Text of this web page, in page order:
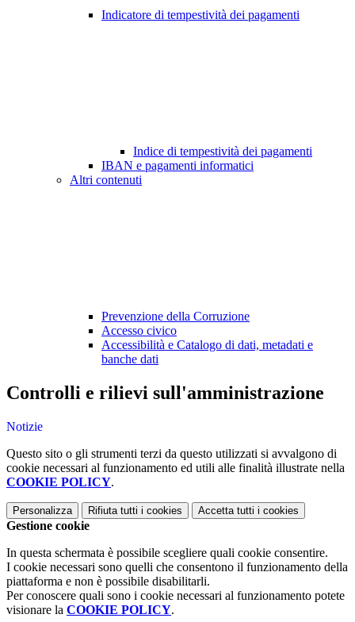
Indicatore di tempestività dei pagamenti
Indice di tempestività dei pagamenti
IBAN e pagamenti informatici
Altri contenuti
Prevenzione della Corruzione
Accesso civico
Accessibilità e Catalogo di dati, metadati e
banche dati
Controlli e rilievi sull'amministrazione
Notizie
Questo sito o gli strumenti terzi da questo utilizzati si avvalgono di
cookie necessari al funzionamento ed utili alle finalità illustrate nella
COOKIE POLICY.
Personalizza Rifiuta tutti i cookies Accetta tutti i cookies
Gestione cookie
In questa schermata è possibile scegliere quali cookie consentire.
I cookie necessari sono quelli che consentono il funzionamento della
piattaforma e non è possibile disabilitarli.
Per conoscere quali sono i cookie necessari al funzionamento potete
visionare la COOKIE POLICY.